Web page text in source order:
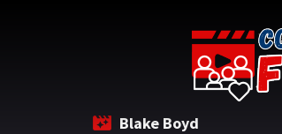
Blake Boyd